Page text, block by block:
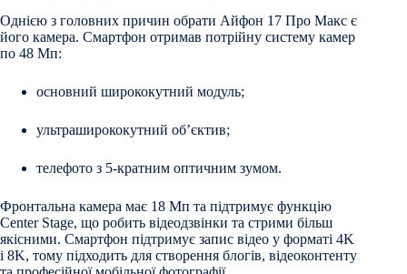
Однією з головних причин обрати Айфон 17 Про Макс є
його камера. Смартфон отримав потрійну систему камер
по 48 Мп:
основний ширококутний модуль;
ультраширококутний об’єктив;
телефото з 5-кратним оптичним зумом.
Фронтальна камера має 18 Мп та підтримує функцію
Center Stage, що робить відеодзвінки та стрими більш
якісними. Смартфон підтримує запис відео у форматі 4K
і 8K, тому підходить для створення блогів, відеоконтенту